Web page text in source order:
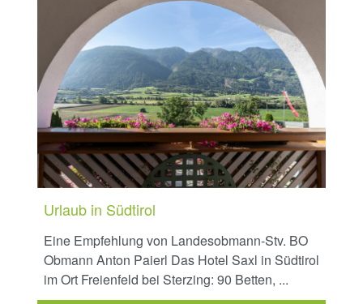
Urlaub in Südtirol
Eine Empfehlung von Landesobmann-Stv. BO
Obmann Anton Paierl Das Hotel Saxl in Südtirol
im Ort Freienfeld bei Sterzing: 90 Betten, ...